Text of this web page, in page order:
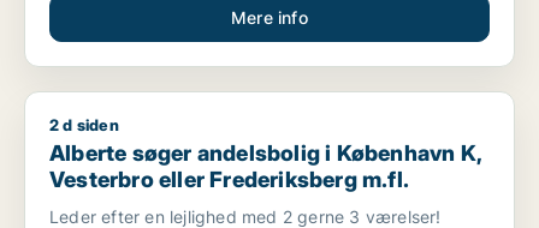
Mere info
Alberte søger andelsbolig i København K, Vesterbro eller
2 d siden
Alberte søger andelsbolig i København K,
Vesterbro eller Frederiksberg m.fl.
Leder efter en lejlighed med 2 gerne 3 værelser!